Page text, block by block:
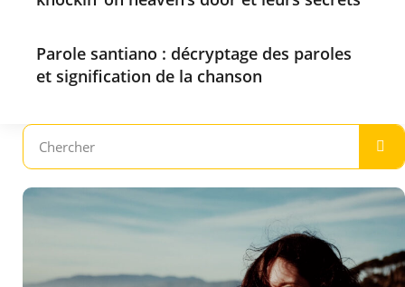
Parole santiano : décryptage des paroles
et signification de la chanson